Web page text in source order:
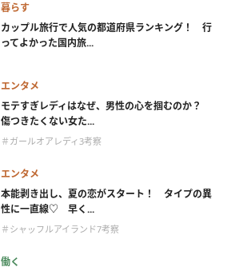
暮らす
カップル旅行で人気の都道府県ランキング！ 行
ってよかった国内旅...
エンタメ
モテすぎレディはなぜ、男性の心を掴むのか？
傷つきたくない女た...
＃ガールオアレディ3考察
エンタメ
本能剥き出し、夏の恋がスタート！ タイプの異
性に一直線♡ 早く...
＃シャッフルアイランド7考察
働く